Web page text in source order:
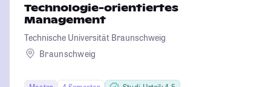
Technologie-orientiertes
Management
Technische Universität Braunschweig
Braunschweig